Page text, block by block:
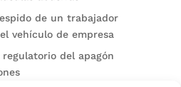
de un trabajador
vehículo de empresa
del apagón